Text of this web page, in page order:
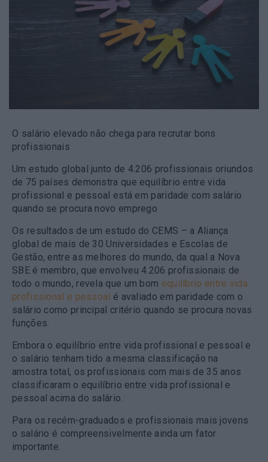
O salário elevado não chega para recrutar bons
profissionais
Um estudo global junto de 4.206 profissionais oriundos
de 75 países demonstra que equilíbrio entre vida
profissional e pessoal está em paridade com salário
quando se procura novo emprego
Os resultados de um estudo do CEMS – a Aliança
global de mais de 30 Universidades e Escolas de
Gestão, entre as melhores do mundo, da qual a Nova
SBE é membro, que envolveu 4.206 profissionais de
todo o mundo, revela que um bom equilíbrio entre vida
profissional e pessoal é avaliado em paridade com o
salário como principal critério quando se procura novas
funções.
Embora o equilíbrio entre vida profissional e pessoal e
o salário tenham tido a mesma classificação na
amostra total, os profissionais com mais de 35 anos
classificaram o equilíbrio entre vida profissional e
pessoal acima do salário
Para os recém-graduados e profissionais mais jovens
o salário é compreensivelmente ainda um fator
importante.